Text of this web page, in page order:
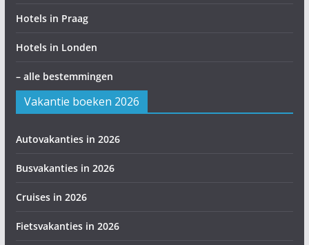
Hotels in Praag
Hotels in Londen
– alle bestemmingen
Vakantie boeken 2026
Autovakanties in 2026
Busvakanties in 2026
Cruises in 2026
Fietsvakanties in 2026